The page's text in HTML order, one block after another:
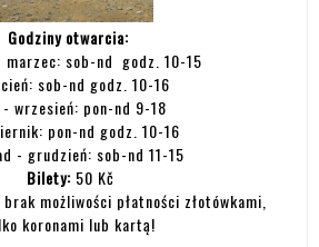
Godziny otwarcia:
marzec: sob-nd godz. 10-15
sob-nd godz. 10-16
- wrzesień: pon-nd 9-18
pon-nd godz. 10-16
- grudzień: sob-nd 11-15
Bilety: 50 Kč
możliwości płatności złotówkami,
koronami lub kartą!